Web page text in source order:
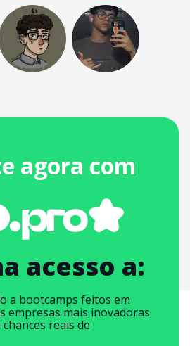
agora com
acesso a:
a bootcamps feitos em
empresas mais inovadoras
reais de